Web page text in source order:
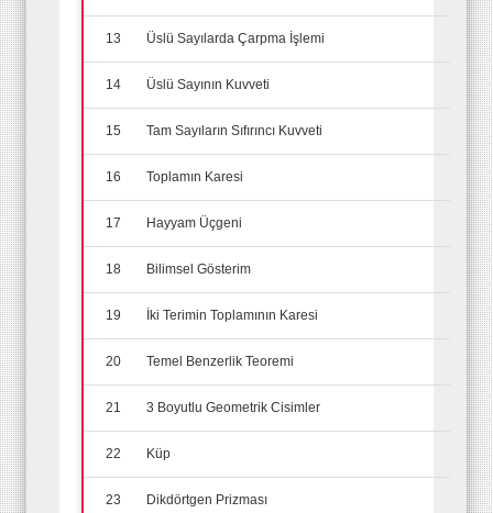
13 Üslü Sayılarda Çarpma İşlemi
14 Üslü Sayının Kuvveti
15 Tam Sayıların Sıfırıncı Kuvveti
16 Toplamın Karesi
17 Hayyam Üçgeni
18 Bilimsel Gösterim
19 İki Terimin Toplamının Karesi
20 Temel Benzerlik Teoremi
21 3 Boyutlu Geometrik Cisimler
22 Küp
23 Dikdörtgen Prizması